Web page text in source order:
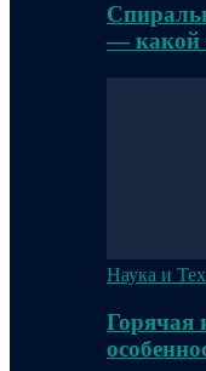
— какой
Наука и
Горячая